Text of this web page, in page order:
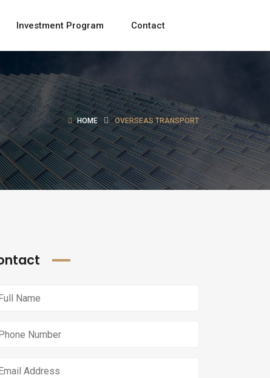
Investment Program Contact
HOME OVERSEAS TRANSPORT